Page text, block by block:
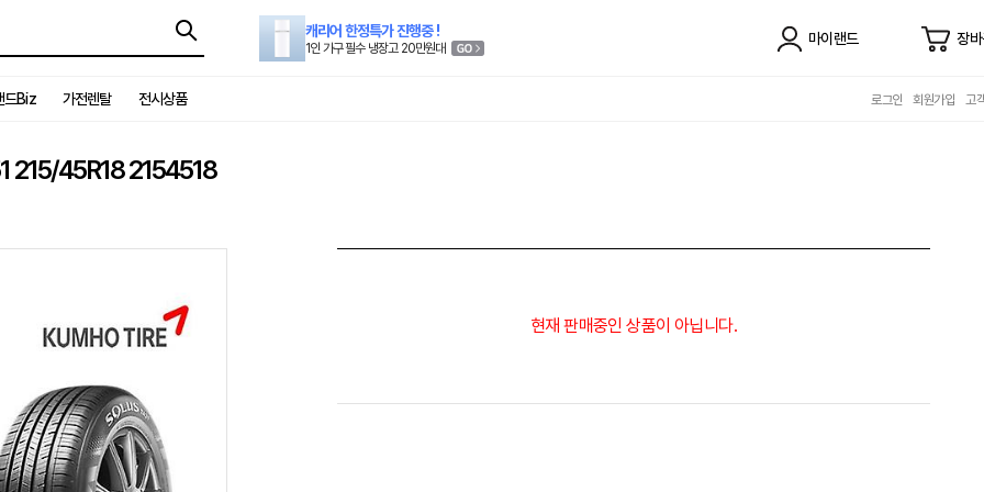
캐리어 한정특가 진행중 !
1인 가구 필수 냉장고 20만원대
마이랜드 장
드Biz 가전렌탈 전시상품 로그인 회원가입 고
215/45R18 2154518
현재 판매중인 상품이 아닙니다.